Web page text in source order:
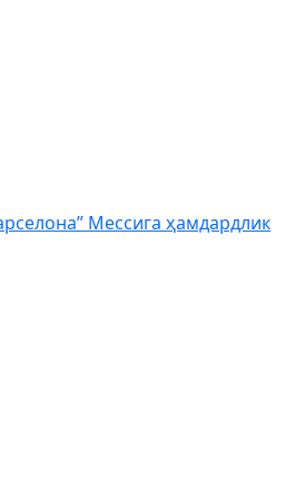
Мессига ҳамдардлик